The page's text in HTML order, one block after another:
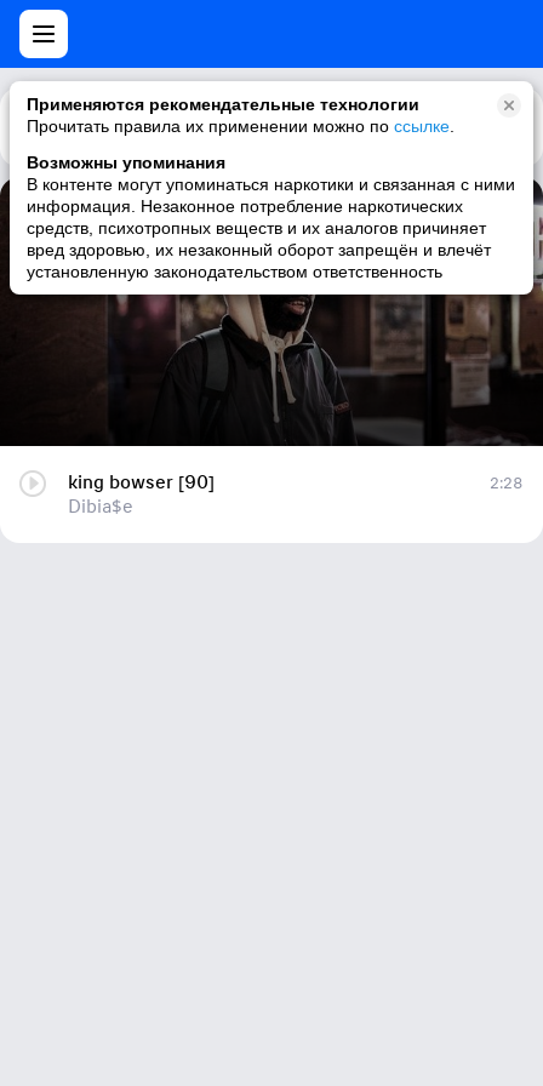
Применяются рекомендательные технологии
Прочитать правила их применении можно по ссылке
Возможны упоминания
В контенте могут упоминаться наркотики и связанная с ними
информация. Незаконное потребление наркотических
средств, психотропных веществ и их аналогов причиняет
вред здоровью, их незаконный оборот запрещён и влечёт
установленную законодательством ответственность
Каталог Рекомендации
king bowser [90]
Dibia$e
king bowser [90]
Dibia$e
2:28